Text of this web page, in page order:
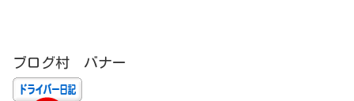
ブログ村 バナー